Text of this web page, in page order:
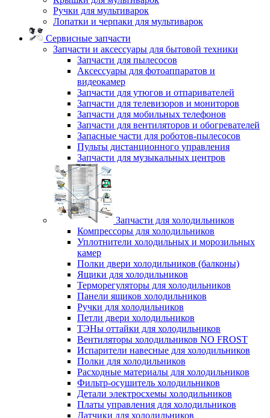
Ручки для мультиварок
Лопатки и черпаки для мультиварок
Сервисные запчасти
Запчасти и аксессуары для бытовой техники
Запчасти для пылесосов
Аксессуары для фотоаппаратов и
видеокамер
Запчасти для утюгов и отпаривателей
Запчасти для телевизоров и мониторов
Запчасти для мобильных телефонов
Запчасти для вентиляторов и обогревателей
Запасные части для роботов-пылесосов
Пульты дистанционного управления
Запчасти для музыкальных центров
Запчасти для холодильников
Компрессоры для холодильников
Уплотнители холодильных и морозильных
камер
Полки двери холодильников (балконы)
Ящики для холодильников
Терморегуляторы для холодильников
Панели ящиков холодильников
Ручки для холодильников
Петли двери холодильников
ТЭНы оттайки для холодильников
Вентиляторы холодильников NO FROST
Испарители навесные для холодильников
Полки для холодильников
Расходные материалы для холодильников
Фильтр-осушитель холодильников
Детали электросхемы холодильников
Платы управления для холодильников
Датчики для холодильников